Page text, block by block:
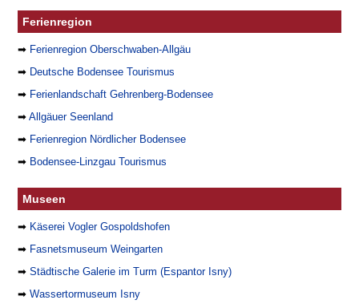
Ferienregion
➡ Ferienregion Oberschwaben-Allgäu
➡ Deutsche Bodensee Tourismus
➡ Ferienlandschaft Gehrenberg-Bodensee
➡Allgäuer Seenland
➡ Ferienregion Nördlicher Bodensee
➡ Bodensee-Linzgau Tourismus
Museen
➡ Käserei Vogler Gospoldshofen
➡ Fasnetsmuseum Weingarten
➡Städtische Galerie im Turm (Espantor Isny)
➡Wassertormuseum Isny